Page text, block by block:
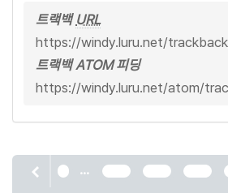
트랙백 URL
https://windy.luru.net/
트랙백 ATOM 피딩
https://windy.luru.net/atom/
...